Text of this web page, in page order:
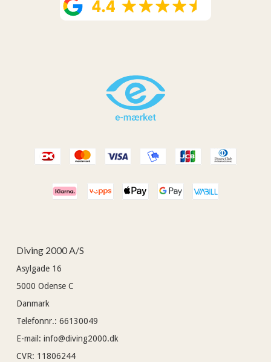
Diving 2000 A/S
Asylgade 16
5000 Odense C
Danmark
Telefonnr.: 66130049
E-mail : info@diving2000.dk
CVR: 11806244